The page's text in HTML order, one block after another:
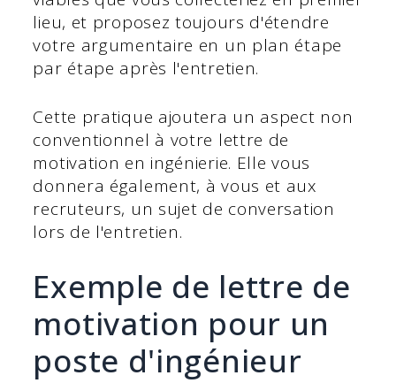
lieu, et proposez toujours d'étendre
votre argumentaire en un plan étape
par étape après l'entretien.
Cette pratique ajoutera un aspect non
conventionnel à votre lettre de
motivation en ingénierie. Elle vous
donnera également, à vous et aux
recruteurs, un sujet de conversation
lors de l'entretien.
Exemple de lettre de
motivation pour un
poste d'ingénieur